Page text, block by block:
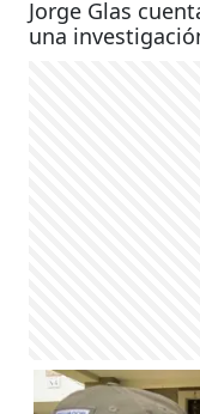
Jorge Glas
una